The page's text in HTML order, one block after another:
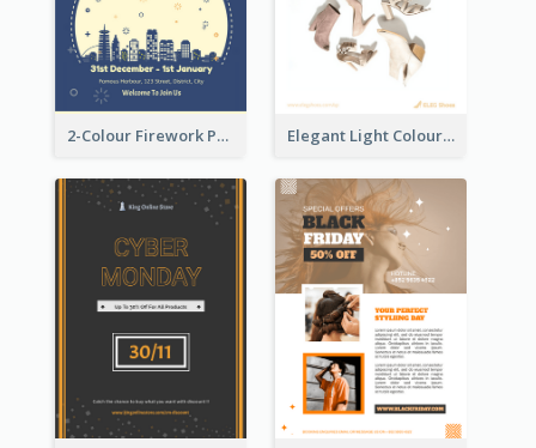
2-Colour Firework Performance With City Background Elegant Light Colour Cyber Monday Flyer